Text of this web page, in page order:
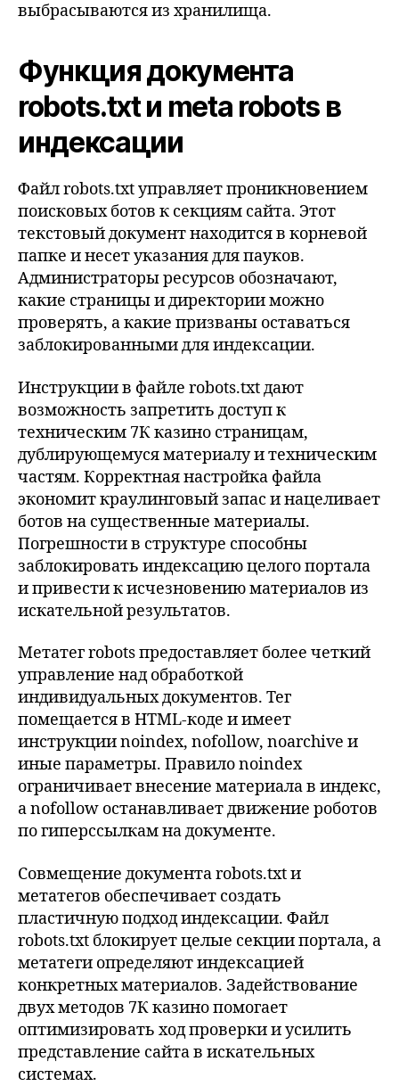
выбрасываются из хранилища.
Функция документа
robots.txt и meta robots в
индексации
Файл robots.txt управляет проникновением
поисковых ботов к секциям сайта. Этот
текстовый документ находится в корневой
папке и несет указания для пауков.
Администраторы ресурсов обозначают,
какие страницы и директории можно
проверять, а какие призваны оставаться
заблокированными для индексации.
Инструкции в файле robots.txt дают
возможность запретить доступ к
техническим 7К казино страницам,
дублирующемуся материалу и техническим
частям. Корректная настройка файла
экономит краулинговый запас и нацеливает
ботов на существенные материалы.
Погрешности в структуре способны
заблокировать индексацию целого портала
и привести к исчезновению материалов из
искательной результатов.
Метатег robots предоставляет более четкий
управление над обработкой
индивидуальных документов. Тег
помещается в HTML-коде и имеет
инструкции noindex, nofollow, noarchive и
иные параметры. Правило noindex
ограничивает внесение материала в индекс,
а nofollow останавливает движение роботов
по гиперссылкам на документе.
Совмещение документа robots.txt и
метатегов обеспечивает создать
пластичную подход индексации. Файл
robots.txt блокирует целые секции портала, а
метатеги определяют индексацией
конкретных материалов. Задействование
двух методов 7К казино помогает
оптимизировать ход проверки и усилить
представление сайта в искательных
системах.